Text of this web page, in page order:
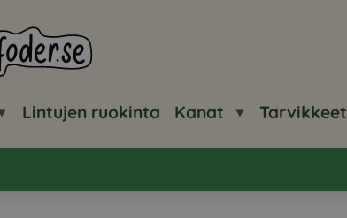
Lintujen ruokinta Kanat Tarvikkeet